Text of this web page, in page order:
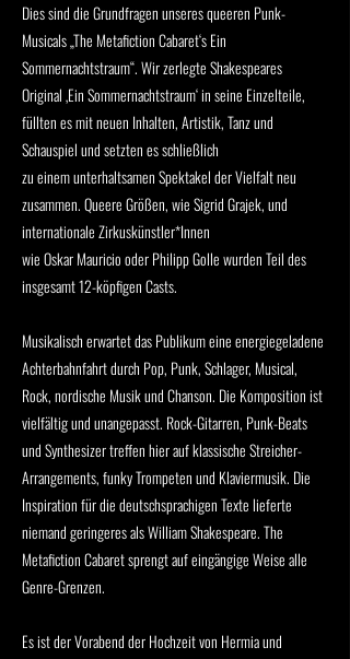
Dies sind die Grundfragen unseres queeren Punk-
Musicals „The Metafiction Cabaret‘s Ein
Sommernachtstraum“. Wir zerlegte Shakespeares
Original ‚Ein Sommernachtstraum‘ in seine Einzelteile,
füllten es mit neuen Inhalten, Artistik, Tanz und
Schauspiel und setzten es schließlich
zu einem unterhaltsamen Spektakel der Vielfalt neu
zusammen. Queere Größen, wie Sigrid Grajek, und
internationale Zirkuskünstler*Innen
wie Oskar Mauricio oder Philipp Golle wurden Teil des
insgesamt 12-köpfigen Casts.
Musikalisch erwartet das Publikum eine energiegeladene
Achterbahnfahrt durch Pop, Punk, Schlager, Musical,
Rock, nordische Musik und Chanson. Die Komposition ist
vielfältig und unangepasst. Rock-Gitarren, Punk-Beats
und Synthesizer treffen hier auf klassische Streicher-
Arrangements, funky Trompeten und Klaviermusik. Die
Inspiration für die deutschsprachigen Texte lieferte
niemand geringeres als William Shakespeare. The
Metafiction Cabaret sprengt auf eingängige Weise alle
Genre-Grenzen.
Es ist der Vorabend der Hochzeit von Hermia und